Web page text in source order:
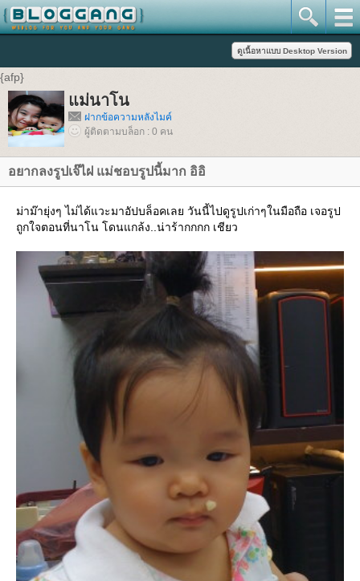
{afp}
แม่นาโน
ฝากข้อความหลังไมค์
ผู้ติดตามบล็อก : 0 คน
อยากลงรูปเจ๊ไฝ แม่ชอบรูปนี้มาก อิอิ
ม่าม๊ายุ่งๆ ไม่ได้แวะมาอัปบล็อคเลย วันนี้ไปดูรูปเก่าๆในมือถือ เจอรูป
ถูกใจตอนที่นาโน โดนแกล้ง..น่าร้ากกกก เชียว